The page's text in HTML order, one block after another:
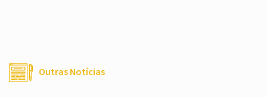
Outras Notícias